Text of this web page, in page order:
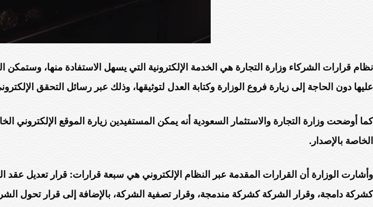
نظام قرارات الشركاء وزارة التجارة هي الخدمة الإلكترونية التي يسهل الاستفادة منها،
عليها دون الحاجة إلى زيارة فروع الوزارة وكتابة العدل لتوثيقها، وذلك عبر رسائل التحقق
كما أوضحت وزارة التجارة والاستثمار السعودية أنه يمكن المستفيدين زيارة الموقع
الخاصة بالإصدار.
وأشارت الوزارة أن القرارات المقدمة عبر النظام الإلكتروني هي سبعة قرارات: قرار تعديل
كشركة دامجة، وقرار الشركة كشركة مندمجة، وقرار تصفية الشركة، بالإضافة إلى قرار تحول